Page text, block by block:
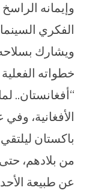
وإيمانه
الفكري
ويشارك بسلاحه
خطواته
“أفغانستان..
باكستان
من بلادهم،
عن طبيعة